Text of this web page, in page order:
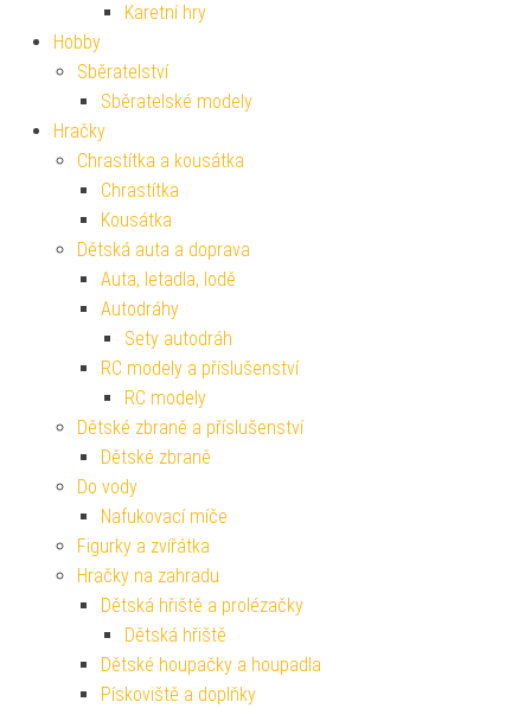
Karetní hry
Hobby
Sběratelství
Sběratelské modely
Hračky
Chrastítka a kousátka
Chrastítka
Kousátka
Dětská auta a doprava
Auta, letadla, lodě
Autodráhy
Sety autodráh
RC modely a příslušenství
RC modely
Dětské zbraně a příslušenství
Dětské zbraně
Do vody
Nafukovací míče
Figurky a zvířátka
Hračky na zahradu
Dětská hřiště a prolézačky
Dětská hřiště
Dětské houpačky a houpadla
Pískoviště a doplňky